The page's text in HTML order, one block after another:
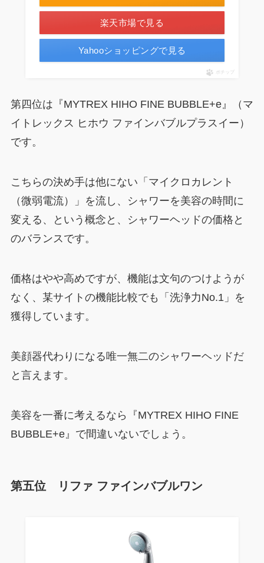
楽天市場で見る
Yahooショッピングで見る
ポチップ
第四位は『MYTREX HIHO FINE BUBBLE+e』（マ
イトレックス ヒホウ ファインバブルプラスイー）
です。
こちらの決め手は他にない「マイクロカレント
（微弱電流）」を流し、シャワーを美容の時間に
変える、という概念と、シャワーヘッドの価格と
のバランスです。
価格はやや高めですが、機能は文句のつけようが
なく、某サイトの機能比較でも「洗浄力No.1」を
獲得しています。
美顔器代わりになる唯一無二のシャワーヘッドだ
と言えます。
美容を一番に考えるなら『MYTREX HIHO FINE
BUBBLE+e』で間違いないでしょう。
第五位 リファ ファインバブルワン